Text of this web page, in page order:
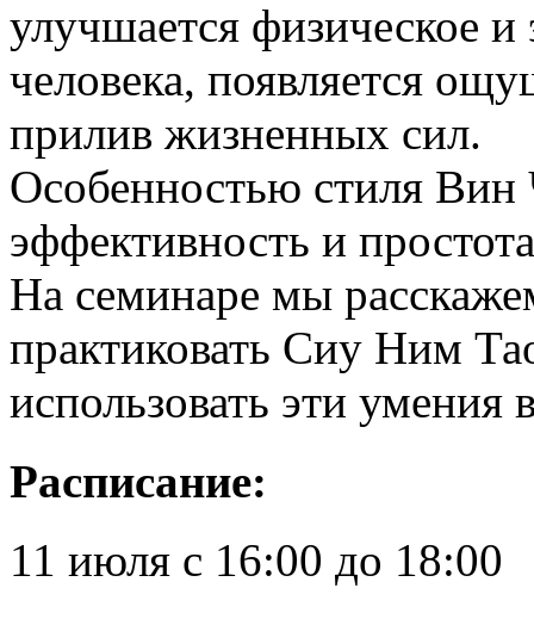
улучшается физическое
человека, появляется
прилив жизненных сил.
Особенностью стиля Вин
эффективность и
На семинаре мы
практиковать Сиу Ним
использовать эти умения
Расписание:
11 июля с 16:00 до 18:00